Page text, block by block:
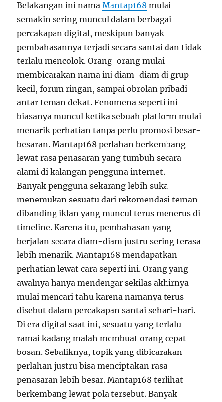
Belakangan ini namaMantap168 mulai
semakin sering muncul dalam berbagai
percakapan digital, meskipun banyak
pembahasannya terjadi secara santai dan tidak
terlalu mencolok. Orang-orang mulai
membicarakan nama ini diam-diam di grup
kecil, forum ringan, sampai obrolan pribadi
antar teman dekat. Fenomena seperti ini
biasanya muncul ketika sebuah platform mulai
menarik perhatian tanpa perlu promosi besar-
besaran. Mantap168 perlahan berkembang
lewat rasa penasaran yang tumbuh secara
alami di kalangan pengguna internet.
Banyak pengguna sekarang lebih suka
menemukan sesuatu dari rekomendasi teman
dibanding iklan yang muncul terus menerus di
timeline. Karena itu, pembahasan yang
berjalan secara diam-diam justru sering terasa
lebih menarik. Mantap168 mendapatkan
perhatian lewat cara seperti ini. Orang yang
awalnya hanya mendengar sekilas akhirnya
mulai mencari tahu karena namanya terus
disebut dalam percakapan santai sehari-hari.
Di era digital saat ini, sesuatu yang terlalu
ramai kadang malah membuat orang cepat
bosan. Sebaliknya, topik yang dibicarakan
perlahan justru bisa menciptakan rasa
penasaran lebih besar. Mantap168 terlihat
berkembang lewat pola tersebut. Banyak